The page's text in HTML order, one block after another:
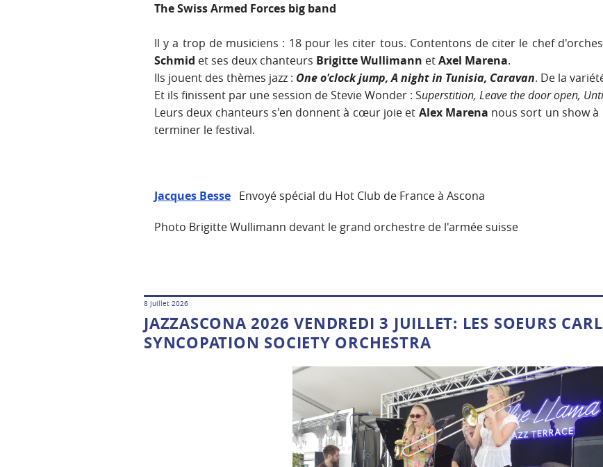
The Swiss Armed Forces big band
Il y a trop de musiciens : 18 pour les citer tous. Contentons de citer le chef
Schmid et ses deux chanteurs Brigitte Wullimann etAxel Marena.
Ils jouent des thèmes jazz : One o'clock jump, A night in Tunisia, Caravan. De la
Et ils finissent par une session de Stevie Wonder : Superstition, Leave the door open,
Leurs deux chanteurs s'en donnent à cœur joie et Alex Marena nous sort un show à
terminer le festival.
Jacques Besse Envoyé spécial du Hot Club de France à Ascona
Photo Brigitte Wullimann devant le grand orchestre de l'armée suisse
8 juillet 2026
JAZZASCONA 2026 VENDREDI 3 JUILLET: LES SOEURS
SYNCOPATION SOCIETY ORCHESTRA